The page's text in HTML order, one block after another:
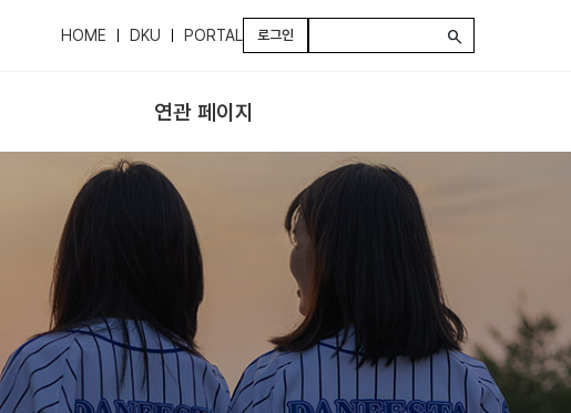
HOME DKU PORTAL 로그인 search
연관 페이지